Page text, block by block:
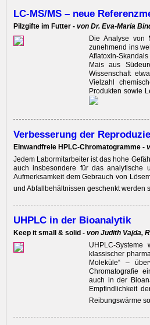
LC-MS/MS – neue
Pilzgifte im Futter - von Dr. Eva-Maria
Die Analyse von
zunehmend ins
Aflatoxin-
Mais aus
Wissenschaft
Vielzahl
Produkten sowie
Verbesserung der
Einwandfreie HPLC-Chromatogramme -
Jedem Labormitarbeiter ist das hohe
auch insbesondere für das analytische
Aufmerksamkeit dem Gebrauch von
und Abfallbehältnissen geschenkt werden
UHPLC in der Bioanalytik
Keep it small & solid - von Judith Vajda,
UHPLC-
klassischer
Moleküle“ –
Chromatografie
auch in der
Empfindlichkeit
Reibungswärme